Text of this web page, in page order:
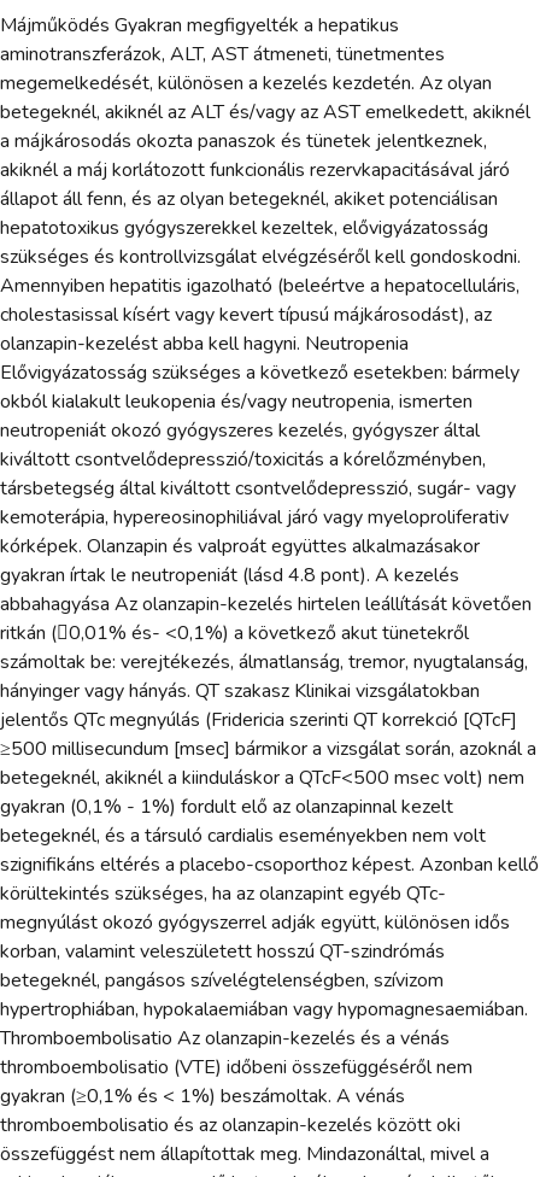
Májműködés Gyakran megfigyelték a hepatikus
aminotranszferázok, ALT, AST átmeneti, tünetmentes
megemelkedését, különösen a kezelés kezdetén. Az olyan
betegeknél, akiknél az ALT és/vagy az AST emelkedett, akiknél
a májkárosodás okozta panaszok és tünetek jelentkeznek,
akiknél a máj korlátozott funkcionális rezervkapacitásával járó
állapot áll fenn, és az olyan betegeknél, akiket potenciálisan
hepatotoxikus gyógyszerekkel kezeltek, elővigyázatosság
szükséges és kontrollvizsgálat elvégzéséről kell gondoskodni.
Amennyiben hepatitis igazolható (beleértve a hepatocelluláris,
cholestasissal kísért vagy kevert típusú májkárosodást), az
olanzapin-kezelést abba kell hagyni. Neutropenia
Elővigyázatosság szükséges a következő esetekben: bármely
okból kialakult leukopenia és/vagy neutropenia, ismerten
neutropeniát okozó gyógyszeres kezelés, gyógyszer által
kiváltott csontvelődepresszió/toxicitás a kórelőzményben,
társbetegség által kiváltott csontvelődepresszió, sugár- vagy
kemoterápia, hypereosinophiliával járó vagy myeloproliferativ
kórképek. Olanzapin és valproát együttes alkalmazásakor
gyakran írtak le neutropeniát (lásd 4.8 pont). A kezelés
abbahagyása Az olanzapin-kezelés hirtelen leállítását követően
ritkán (0,01% és- <0,1%) a következő akut tünetekről
számoltak be: verejtékezés, álmatlanság, tremor, nyugtalanság,
hányinger vagy hányás. QT szakasz Klinikai vizsgálatokban
jelentős QTc megnyúlás (Fridericia szerinti QT korrekció [QTcF]
≥500 millisecundum [msec] bármikor a vizsgálat során, azoknál a
betegeknél, akiknél a kiinduláskor a QTcF<500 msec volt) nem
gyakran (0,1% - 1%) fordult elő az olanzapinnal kezelt
betegeknél, és a társuló cardialis eseményekben nem volt
szignifikáns eltérés a placebo-csoporthoz képest. Azonban kellő
körültekintés szükséges, ha az olanzapint egyéb QTc-
megnyúlást okozó gyógyszerrel adják együtt, különösen idős
korban, valamint veleszületett hosszú QT-szindrómás
betegeknél, pangásos szívelégtelenségben, szívizom
hypertrophiában, hypokalaemiában vagy hypomagnesaemiában.
Thromboembolisatio Az olanzapin-kezelés és a vénás
thromboembolisatio (VTE) időbeni összefüggéséről nem
gyakran (≥0,1% és < 1%) beszámoltak. A vénás
thromboembolisatio és az olanzapin-kezelés között oki
összefüggést nem állapítottak meg. Mindazonáltal, mivel a